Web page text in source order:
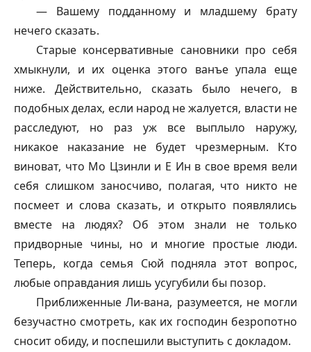
— Вашему подданному и младшему брату
нечего сказать.
Старые консервативные сановники про себя
хмыкнули, и их оценка этого ванъе упала еще
ниже. Действительно, сказать было нечего, в
подобных делах, если народ не жалуется, власти не
расследуют, но раз уж все выплыло наружу,
никакое наказание не будет чрезмерным. Кто
виноват, что Мо Цзинли и Е Ин в свое время вели
себя слишком заносчиво, полагая, что никто не
посмеет и слова сказать, и открыто появлялись
вместе на людях? Об этом знали не только
придворные чины, но и многие простые люди.
Теперь, когда семья Сюй подняла этот вопрос,
любые оправдания лишь усугубили бы позор.
Приближенные Ли-вана, разумеется, не могли
безучастно смотреть, как их господин безропотно
сносит обиду, и поспешили выступить с докладом.